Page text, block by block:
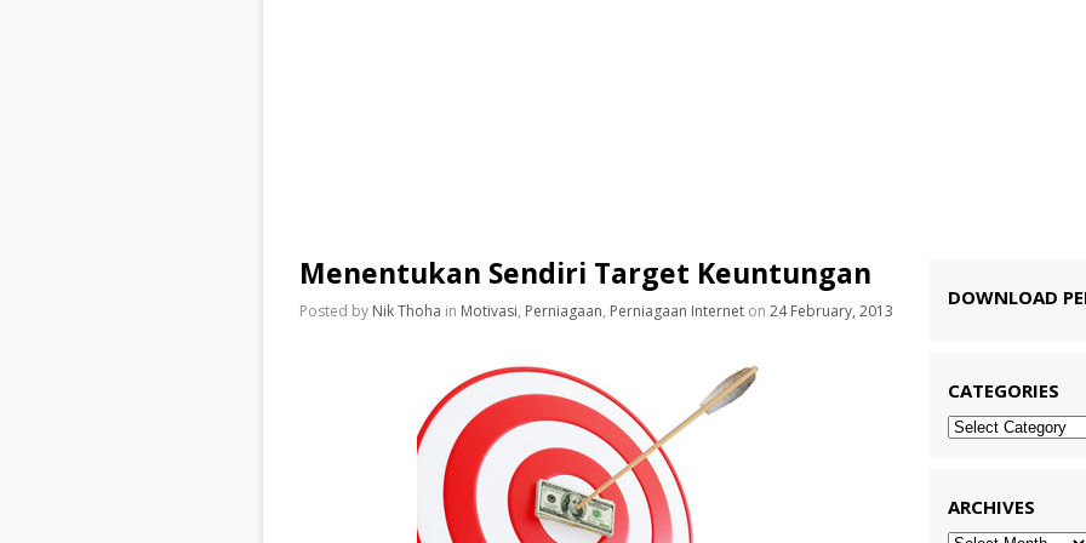
Menentukan Sendiri Target Keuntungan
Posted by Nik Thoha in Motivasi, Perniagaan, Perniagaan Internet on 24 February, 2013
DOWNLOAD
CATEGORIES
Categories
ARCHIVES
Archives